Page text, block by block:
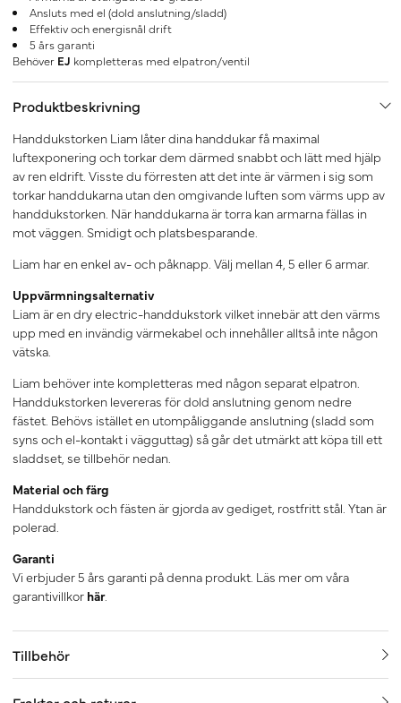
Ansluts med el (dold anslutning/sladd)
Effektiv och energisnål drift
5 års garanti
Behöver EJ kompletteras med elpatron/ventil
Produktbeskrivning
Handdukstorken Liam låter dina handdukar få maximal
luftexponering och torkar dem därmed snabbt och lätt med hjälp
av ren eldrift. Visste du förresten att det inte är värmen i sig som
torkar handdukarna utan den omgivande luften som värms upp av
handdukstorken. När handdukarna är torra kan armarna fällas in
mot väggen. Smidigt och platsbesparande.
Liam har en enkel av- och påknapp. Välj mellan 4, 5 eller 6 armar.
Uppvärmningsalternativ
Liam är en dry electric-handdukstork vilket innebär att den värms
upp med en invändig värmekabel och innehåller alltså inte någon
vätska.
Liam behöver inte kompletteras med någon separat elpatron.
Handdukstorken levereras för dold anslutning genom nedre
fästet. Behövs istället en utompåliggande anslutning (sladd som
syns och el-kontakt i vägguttag) så går det utmärkt att köpa till ett
sladdset, se tillbehör nedan.
Material och färg
Handdukstork och fästen är gjorda av gediget, rostfritt stål. Ytan är
polerad.
Garanti
Vi erbjuder 5 års garanti på denna produkt. Läs mer om våra
garantivillkor här.
Tillbehör